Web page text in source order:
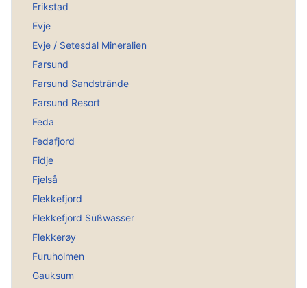
Erikstad
Evje
Evje / Setesdal Mineralien
Farsund
Farsund Sandstrände
Farsund Resort
Feda
Fedafjord
Fidje
Fjelså
Flekkefjord
Flekkefjord Süßwasser
Flekkerøy
Furuholmen
Gauksum